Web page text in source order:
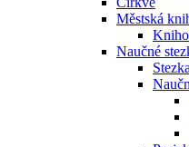
Městská
Naučné